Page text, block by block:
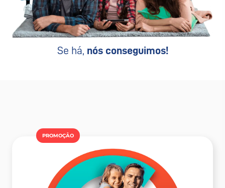
Se há, nós conseguimos!
PROMOÇÂO